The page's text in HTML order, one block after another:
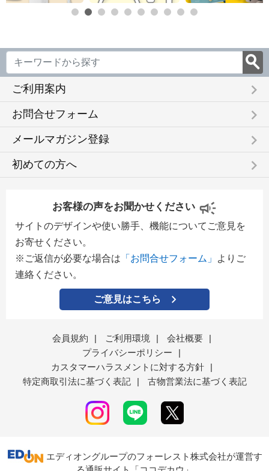
ご利用案内 keyboard_arrow_right
お問合せフォーム keyboard_arrow_right
メールマガジン登録 keyboard_arrow_right
初めての方へ keyboard_arrow_right
お客様の声をお聞かせください
サイトのデザインや使い勝手、機能についてご意見を
お寄せください。
※ご返信が必要な場合は 「お問合せフォーム」
よりご
連絡ください。
ご意見はこちら
会員規約 | ご利用環境 | 会社概要
|
プライバシーポリシー
|
カスタマーハラスメントに対する方針
|
特定商取引法に基づく表記
| 古物営業法に基づく表記
エディオングループのフォーレスト株式会社が運営す